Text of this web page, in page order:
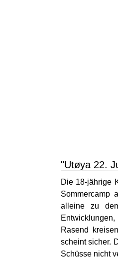
"Utøya 22.
Die 18-jährige
Sommercamp
alleine zu
Rasend
scheint sicher.
Schüsse nicht